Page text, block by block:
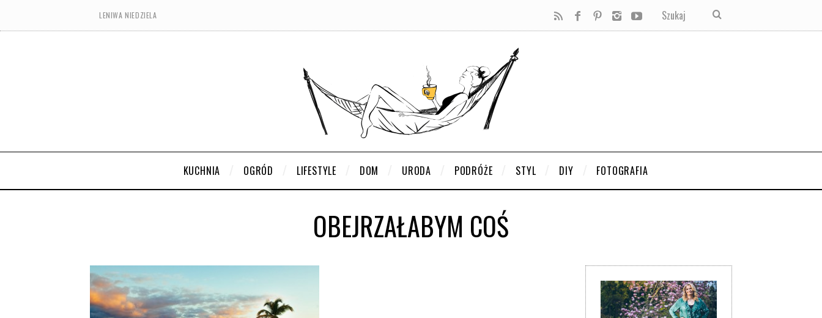
LENIWA NIEDZIELA
KUCHNIA OGRÓD LIFESTYLE DOM URODA PODRÓŻE STYL DIY FOTOGRAFIA
OBEJRZAŁABYM COŚ